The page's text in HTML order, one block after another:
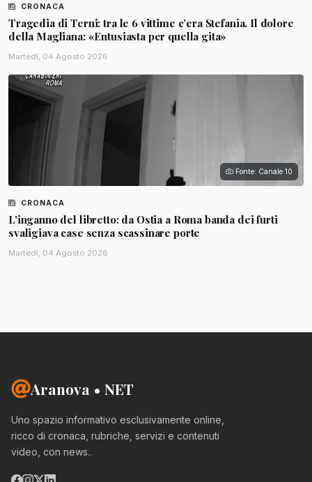
CRONACA
Tragedia di Terni: tra le 6 vittime c’era Stefania. Il dolore
della Magliana: «Entusiasta per quella gita»
Martedì, 04 Agosto 2026
Fonte: Canale 10
CRONACA
L'inganno del libretto: da Ostia a Roma banda dei furti
svaligiava case senza scassinare porte
Martedì, 04 Agosto 2026
Aranova • NET
Uno spazio informativo esclusivamente online,
ricco di cronaca, rubriche, servizi e contenuti
video, con news..